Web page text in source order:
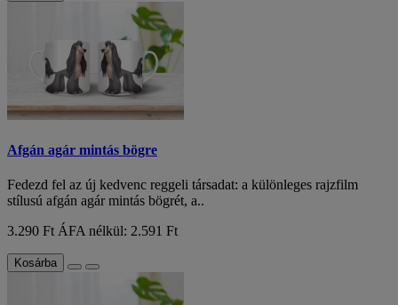
Afgán agár mintás bögre
Fedezd fel az új kedvenc reggeli társadat: a különleges rajzfilm
stílusú afgán agár mintás bögrét, a..
3.290 FtÁFA nélkül: 2.591 Ft
Kosárba